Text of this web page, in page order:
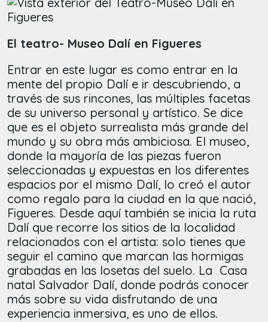
El teatro- Museo Dalí en Figueres
Entrar en este lugar es como entrar en la
mente del propio Dalí e ir descubriendo, a
través de sus rincones, las múltiples facetas
de su universo personal y artístico. Se dice
que es el objeto surrealista más grande del
mundo y su obra más ambiciosa. El museo,
donde la mayoría de las piezas fueron
seleccionadas y expuestas en los diferentes
espacios por el mismo Dalí, lo creó el autor
como regalo para la ciudad en la que nació,
Figueres. Desde aquí también se inicia la ruta
Dalí que recorre los sitios de la localidad
relacionados con el artista: solo tienes que
seguir el camino que marcan las hormigas
grabadas en las losetas del suelo. La Casa
natal Salvador Dalí, donde podrás conocer
más sobre su vida disfrutando de una
experiencia inmersiva, es uno de ellos.